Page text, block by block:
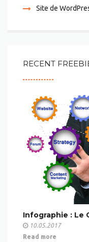
Site de
RECENT
Infographie : Le
10.05.2017
Read more